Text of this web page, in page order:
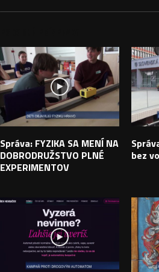
Správa: FYZIKA SA MENÍ NA
DOBRODRUŽSTVO PLNÉ
EXPERIMENTOV
bez